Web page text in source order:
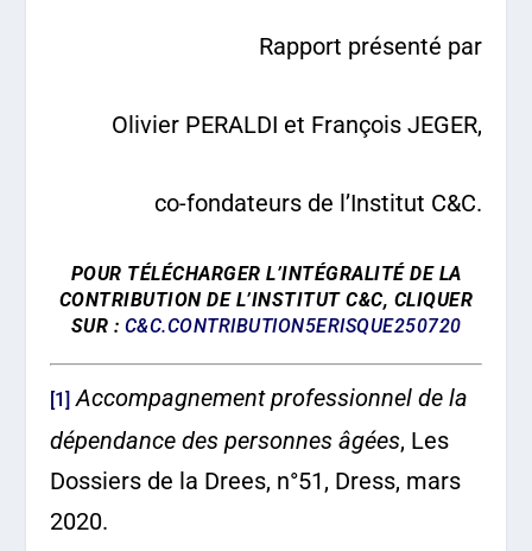
Rapport présenté par
Olivier PERALDI et François JEGER,
co-fondateurs de l’Institut C&C.
POUR TÉLÉCHARGER L’INTÉGRALITÉ DE LA
CONTRIBUTION DE L’INSTITUT C&C, CLIQUER
SUR : C&C.CONTRIBUTION5ERISQUE250720
[1] Accompagnement professionnel de la
dépendance des personnes âgées, Les
Dossiers de la Drees, n°51, Dress, mars
2020.